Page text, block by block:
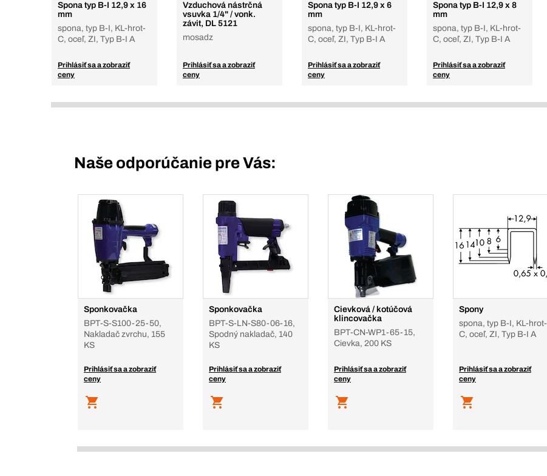
Spona typ B-I 12,9 x 16
mm
spona, typ B-I, KL-hrot-
C, oceľ, ZI, Typ B-I A
Prihlásiť sa a zobraziť
ceny
Vzduchová nástrčná
vsuvka 1/4" / vonk.
závit, DL 5121
mosadz
Prihlásiť sa a zobraziť
ceny
Spona typ B-I 12,9 x 6
mm
spona, typ B-I, KL-hrot-
C, oceľ, ZI, Typ B-I A
Prihlásiť sa a zobraziť
ceny
Spona typ B-I 12,9 x 8
mm
spona, typ B-I, KL-hrot-
C, oceľ, ZI, Typ B-I A
Prihlásiť sa a zobraziť
ceny
Naše odporúčanie pre Vás:
Sponkovačka
BPT-S-S100-25-50,
Nakladač zvrchu, 155
KS
Prihlásiť sa a zobraziť
ceny
Sponkovačka
BPT-S-LN-S80-06-16,
Spodný nakladač, 140
KS
Prihlásiť sa a zobraziť
ceny
Cievková / kotúčová
klincovačka
BPT-CN-WP1-65-15,
Cievka, 200 KS
Prihlásiť sa a zobraziť
ceny
Spony
spona, typ B-I, KL-hrot-
C, oceľ, ZI, Typ B-I A
Prihlásiť sa a zobraziť
ceny